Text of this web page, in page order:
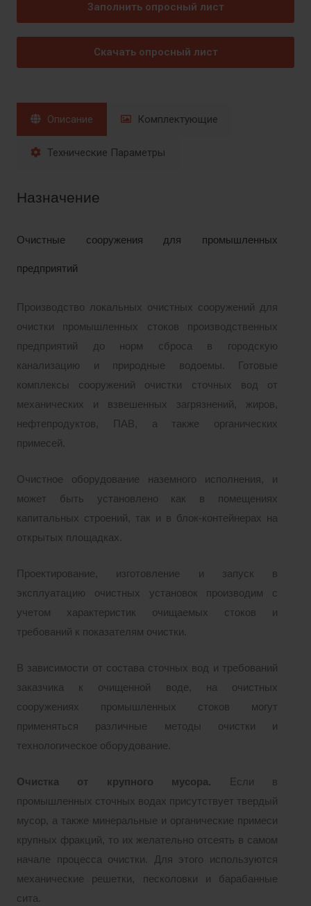
Заполнить опросный лист
Скачать опросный лист
Описание Комплектующие
Технические Параметры
Назначение
Очистные сооружения для промышленных
предприятий
Производство локальных очистных сооружений для
очистки промышленных стоков производственных
предприятий до норм сброса в городскую
канализацию и природные водоемы. Готовые
комплексы сооружений очистки сточных вод от
механических и взвешенных загрязнений, жиров,
нефтепродуктов, ПАВ, а также органических
примесей.
Очистное оборудование наземного исполнения, и
может быть установлено как в помещениях
капитальных строений, так и в блок-контейнерах на
открытых площадках.
Проектирование, изготовление и запуск в
эксплуатацию очистных установок производим с
учетом характеристик очищаемых стоков и
требований к показателям очистки.
В зависимости от состава сточных вод и требований
заказчика к очищенной воде, на очистных
сооружениях промышленных стоков могут
применяться различные методы очистки и
технологическое оборудование.
Очистка от крупного мусора. Если в
промышленных сточных водах присутствует твердый
мусор, а также минеральные и органические примеси
крупных фракций, то их желательно отсеять в самом
начале процесса очистки. Для этого используются
механические решетки, песколовки и барабанные
сита.